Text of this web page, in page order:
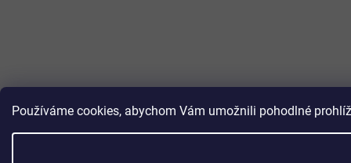
Používáme cookies, abychom Vám umožnili pohodlné